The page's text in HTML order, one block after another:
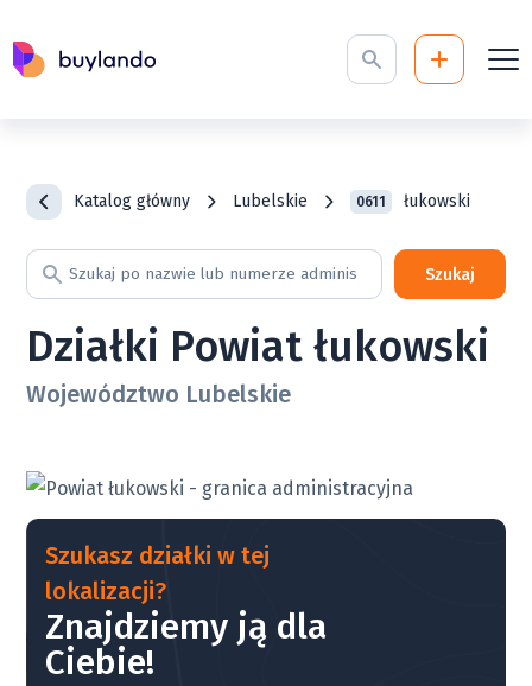
Katalog główny Lubelskie 0611 łukowski
Szukaj
Działki Powiat łukowski
Województwo Lubelskie
Szukasz działki w tej
lokalizacji?
Znajdziemy ją dla
Ciebie!